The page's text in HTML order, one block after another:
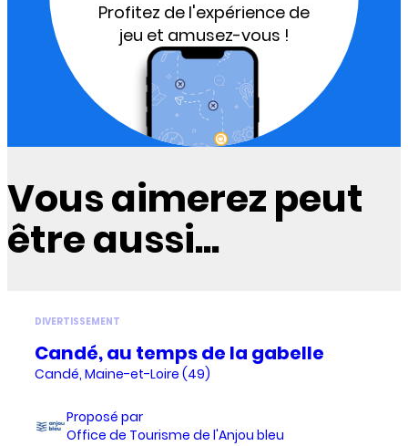
Profitez de l'expérience de
jeu et amusez-vous !
Vous aimerez peut
être aussi...
DIVERTISSEMENT
Candé, au temps de la gabelle
Candé, Maine-et-Loire (49)
Proposé par
Office de Tourisme de l'Anjou bleu